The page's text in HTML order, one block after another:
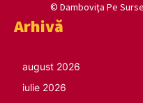
© Damboviţa Pe
Arhivă
august 2026
iulie 2026